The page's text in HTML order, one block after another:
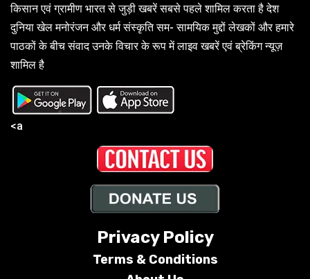
किसान एवं ग्रामीण भारत से जुड़ी खबरें सबसे पहले शामिल करता है देश
दुनिया खेल मनोरंजन और धर्म संस्कृति सम- सामयिक मुद्दों लेखकों और हमारे
पाठकों के बीच संवाद उनके विचार के रूप में लाइव खबरें एवं ब्रेकिंग न्यूज़
शामिल है
<a
Privacy Policy
Terms & Conditions